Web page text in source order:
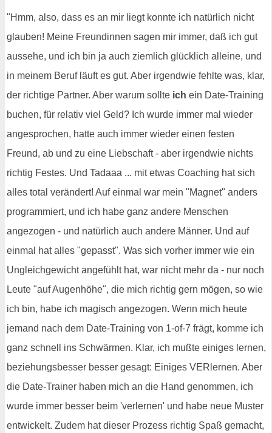
"Hmm, also, dass es an mir liegt konnte ich natürlich nicht
glauben! Meine Freundinnen sagen mir immer, daß ich gut
aussehe, und ich bin ja auch ziemlich glücklich alleine, und
in meinem Beruf läuft es gut. Aber irgendwie fehlte was, klar,
der richtige Partner. Aber warum sollte ich ein Date-Training
buchen, für relativ viel Geld? Ich wurde immer mal wieder
angesprochen, hatte auch immer wieder einen festen
Freund, ab und zu eine Liebschaft - aber irgendwie nichts
richtig Festes. Und Tadaaa ... mit etwas Coaching hat sich
alles total verändert! Auf einmal war mein "Magnet" anders
programmiert, und ich habe ganz andere Menschen
angezogen - und natürlich auch andere Männer. Und auf
einmal hat alles "gepasst". Was sich vorher immer wie ein
Ungleichgewicht angefühlt hat, war nicht mehr da - nur noch
Leute "auf Augenhöhe", die mich richtig gern mögen, so wie
ich bin, habe ich magisch angezogen. Wenn mich heute
jemand nach dem Date-Training von 1-of-7 frägt, komme ich
ganz schnell ins Schwärmen. Klar, ich mußte einiges lernen,
beziehungsbesser besser gesagt: Einiges VERlernen. Aber
die Date-Trainer haben mich an die Hand genommen, ich
wurde immer besser beim 'verlernen' und habe neue Muster
entwickelt. Zudem hat dieser Prozess richtig Spaß gemacht,